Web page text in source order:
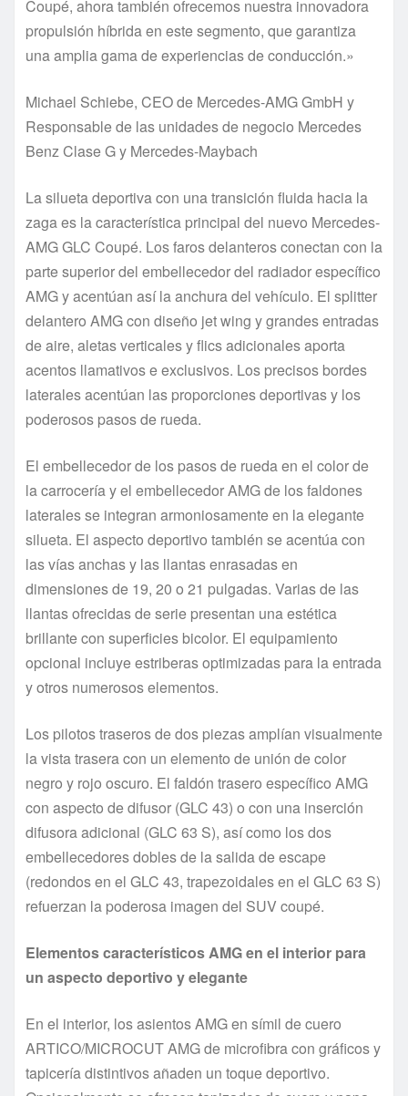
Coupé, ahora también ofrecemos nuestra innovadora
propulsión híbrida en este segmento, que garantiza
una amplia gama de experiencias de conducción.»
Michael Schiebe, CEO de Mercedes-AMG GmbH y
Responsable de las unidades de negocio Mercedes
Benz Clase G y Mercedes-Maybach
La silueta deportiva con una transición fluida hacia la
zaga es la característica principal del nuevo Mercedes-
AMG GLC Coupé. Los faros delanteros conectan con la
parte superior del embellecedor del radiador específico
AMG y acentúan así la anchura del vehículo. El splitter
delantero AMG con diseño jet wing y grandes entradas
de aire, aletas verticales y flics adicionales aporta
acentos llamativos e exclusivos. Los precisos bordes
laterales acentúan las proporciones deportivas y los
poderosos pasos de rueda.
El embellecedor de los pasos de rueda en el color de
la carrocería y el embellecedor AMG de los faldones
laterales se integran armoniosamente en la elegante
silueta. El aspecto deportivo también se acentúa con
las vías anchas y las llantas enrasadas en
dimensiones de 19, 20 o 21 pulgadas. Varias de las
llantas ofrecidas de serie presentan una estética
brillante con superficies bicolor. El equipamiento
opcional incluye estriberas optimizadas para la entrada
y otros numerosos elementos.
Los pilotos traseros de dos piezas amplían visualmente
la vista trasera con un elemento de unión de color
negro y rojo oscuro. El faldón trasero específico AMG
con aspecto de difusor (GLC 43) o con una inserción
difusora adicional (GLC 63 S), así como los dos
embellecedores dobles de la salida de escape
(redondos en el GLC 43, trapezoidales en el GLC 63 S)
refuerzan la poderosa imagen del SUV coupé.
Elementos característicos AMG en el interior para
un aspecto deportivo y elegante
En el interior, los asientos AMG en símil de cuero
ARTICO/MICROCUT AMG de microfibra con gráficos y
tapicería distintivos añaden un toque deportivo.